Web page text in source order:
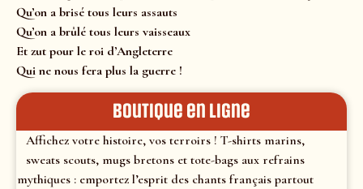
Qu’on a brisé tous leurs assauts
Qu’on a brûlé tous leurs vaisseaux
Et zut pour le roi d’Angleterre
Qui ne nous fera plus la guerre !
Boutique en ligne
Affichez votre histoire, vos terroirs ! T-shirts marins,
sweats scouts, mugs bretons et tote-bags aux refrains
mythiques : emportez l’esprit des chants français partout